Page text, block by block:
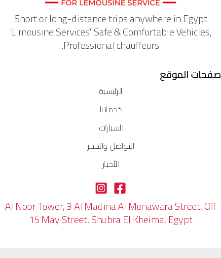
Short or long-distance trips anywhere in Egypt
'Limousine Services'. Safe & Comfortable Vehicles,
Professional chauffeurs.
صفحات الموقع
الرئيسية
خدماتنا
السيارات
التواصل والحجز
الأخبار
Al Noor Tower, 3 Al Madina Al Monawara Street, Off
15 May Street, Shubra El Kheima, Egypt